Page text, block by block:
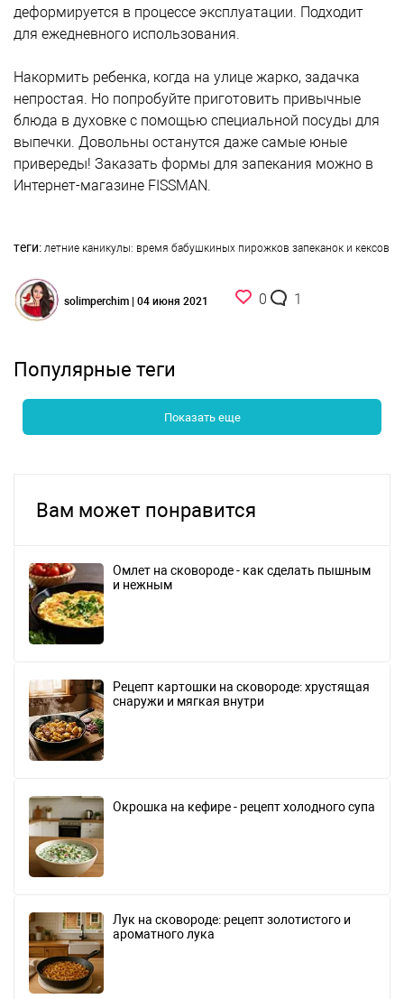
деформируется в процессе эксплуатации. Подходит
для ежедневного использования.
Накормить ребенка, когда на улице жарко, задачка
непростая. Но попробуйте приготовить привычные
блюда в духовке с помощью специальной посуды для
выпечки. Довольны останутся даже самые юные
привереды! Заказать формы для запекания можно в
Интернет-магазине FISSMAN.
теги: летние каникулы: время бабушкиных пирожков запеканок и кексов
solimperchim | 04 июня 2021 0 1
Популярные теги
Показать еще
Вам может понравится
Омлет на сковороде - как сделать пышным
и нежным
Рецепт картошки на сковороде: хрустящая
снаружи и мягкая внутри
Окрошка на кефире - рецепт холодного супа
Лук на сковороде: рецепт золотистого и
ароматного лука